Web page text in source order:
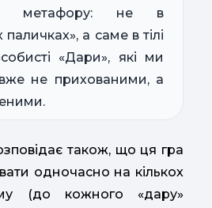
метафору: не в
паличках», а саме в тілі
«Дари», які ми
не прихованими, а
також, що ця гра
одночасно на кількох
(до кожного «дару»